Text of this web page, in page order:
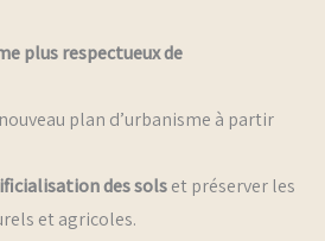
plus respectueux de
plan d’urbanisme à partir
des solset préserver les
et agricoles.